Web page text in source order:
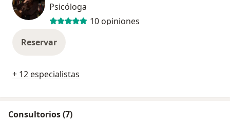
Psicóloga
10 opiniones
Reservar
+ 12 especialistas
Consultorios (7)